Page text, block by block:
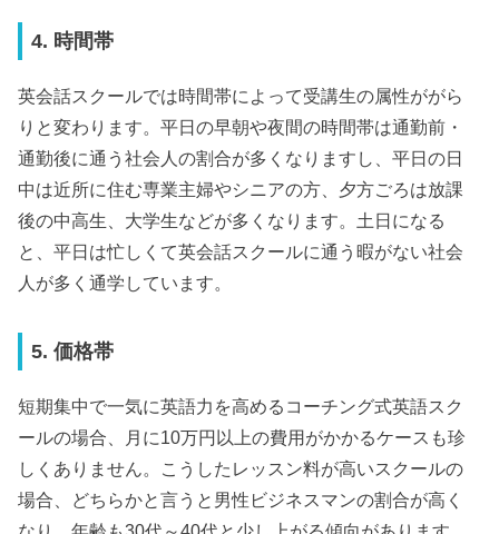
4. 時間帯
英会話スクールでは時間帯によって受講生の属性ががら
りと変わります。平日の早朝や夜間の時間帯は通勤前・
通勤後に通う社会人の割合が多くなりますし、平日の日
中は近所に住む専業主婦やシニアの方、夕方ごろは放課
後の中高生、大学生などが多くなります。土日になる
と、平日は忙しくて英会話スクールに通う暇がない社会
人が多く通学しています。
5. 価格帯
短期集中で一気に英語力を高めるコーチング式英語スク
ールの場合、月に10万円以上の費用がかかるケースも珍
しくありません。こうしたレッスン料が高いスクールの
場合、どちらかと言うと男性ビジネスマンの割合が高く